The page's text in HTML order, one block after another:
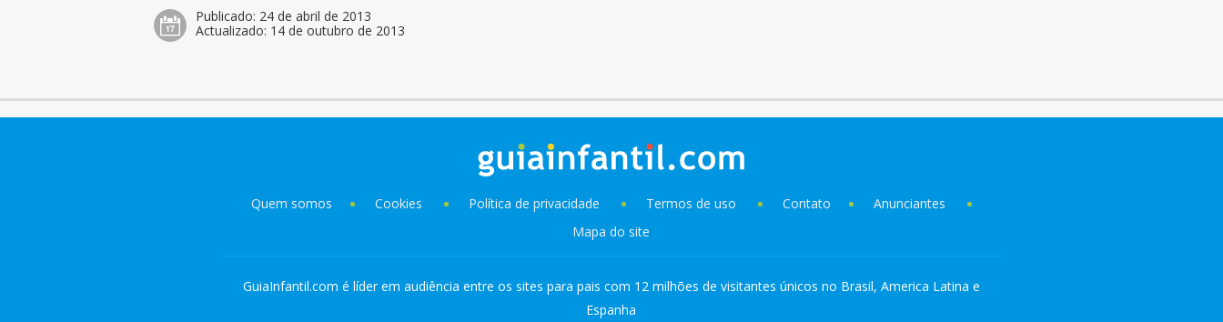
Publicado: 24 de abril de 2013
Actualizado: 14 de outubro de 2013
Quem somos Cookies Política de privacidade Termos de uso Contato
Anunciantes
Mapa do site
GuiaInfantil.com é líder em audiência entre os sites para pais com 12 milhões de visitantes únicos no Brasil, America Latina e
Espanha